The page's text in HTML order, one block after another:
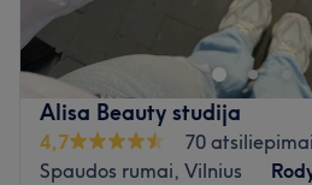
Alisa Beauty studija
4,7
70 atsiliepimai
Spaudos rumai, Vilnius